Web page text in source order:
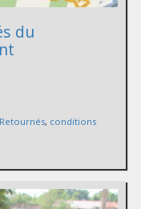
du
Retournés, conditions